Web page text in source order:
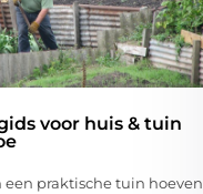
voor huis & tuin
een praktische tuin hoeven